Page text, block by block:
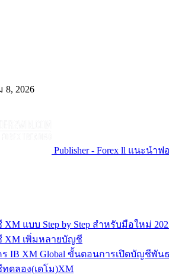
8, 2026
Publisher - Forex ll แนะนำ
แบบ Step by Step สำหรับมือใหม่
XM เพิ่มหลายบัญชี
IB XM Global ขั้นตอนการเปิดบัญชีพันธ
ดลอง(เดโม)XM